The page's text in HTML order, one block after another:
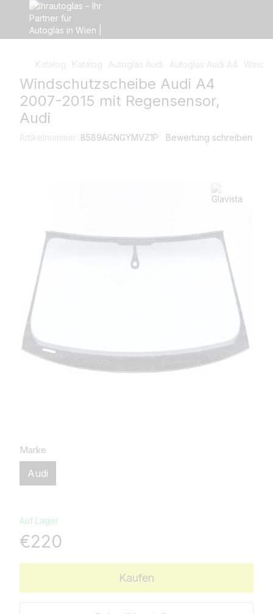
Katalog Katalog Autoglas Audi Autoglas Audi A4
Windschutzscheibe Audi A4
2007-2015 mit Regensensor,
Audi
Artikelnummer: 8589AGNGYMVZ1P Bewertung schreiben
Marke
Audi
Auf Lager
€220
Kaufen